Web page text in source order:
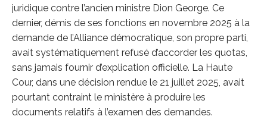
juridique contre l’ancien ministre Dion George. Ce
dernier, démis de ses fonctions en novembre 2025 à la
demande de l’Alliance démocratique, son propre parti,
avait systématiquement refusé d’accorder les quotas,
sans jamais fournir d’explication officielle. La Haute
Cour, dans une décision rendue le 21 juillet 2025, avait
pourtant contraint le ministère à produire les
documents relatifs à l’examen des demandes.